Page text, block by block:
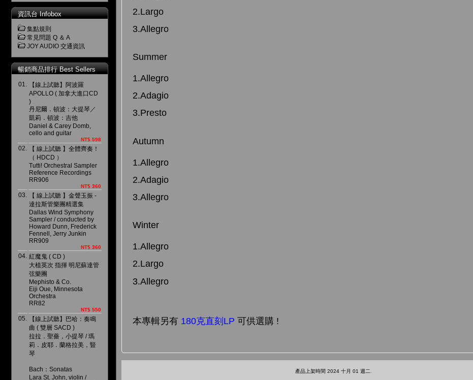
資訊台 Infobox
集點規則
常見問題 Q ＆ A
JOY AUDIO 交通資訊
暢銷商品排行 Best Sellers
01.
【線上試聽】阿波羅
APOLLO ( 加拿大進口CD
)
丹尼爾．頓波：大提琴／
凱莉．頓波：吉他
Daniel & Carey Domb,
cello and guitar
NT$ 598
02.
【 線上試聽 】全體齊奏！
（ HDCD ）
Tutti! Orchestral Sampler
Reference Recordings
RR906
NT$ 360
03.
【 線上試聽 】金聲玉振 -
達拉斯管樂團精選集
Dallas Wind Symphony
Sampler / conducted by
Howard Dunn, Frederick
Fennell, Jerry Junkin
RR909
NT$ 360
04. 紅魔鬼 ( CD )
大植英次 指揮 明尼蘇達管
弦樂團
Mephisto & Co.
Eiji Oue, Minnesota
Orchestra
RR82
NT$ 550
05.
【線上試聽】巴哈：奏鳴
曲 ( 雙層 SACD )
拉拉．聖薔，小提琴 / 瑪
莉．皮耶．蘭格拉美，豎
琴
Bach：Sonatas
Lara St. John, violin /
2.Largo
3.Allegro
Summer
1.Allegro
2.Adagio
3.Presto
Autumn
1.Allegro
2.Adagio
3.Allegro
Winter
1.Allegro
2.Largo
3.Allegro
本專輯另有 180克直刻LP 可供選購 !
產品上架時間 2024 十月 01 週二.